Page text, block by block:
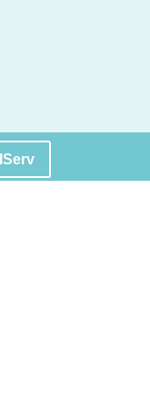
IServ